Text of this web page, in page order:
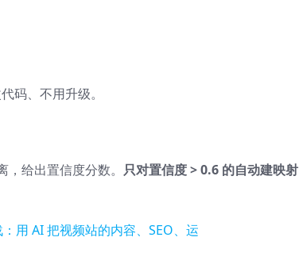
码、不用升级。
给出置信度分数。 只对置信度 > 0.6 的自动建映射